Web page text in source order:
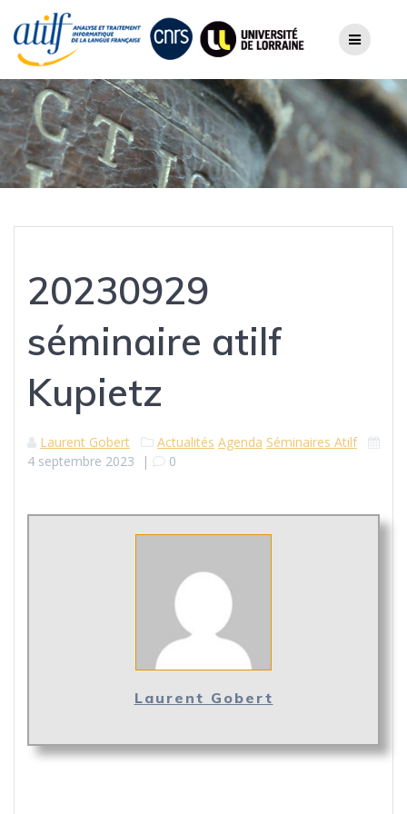
content
20230929
séminaire atilf
Kupietz
Laurent Gobert Actualités Agenda Séminaires Atilf
4 septembre 2023 | 0
Laurent Gobert